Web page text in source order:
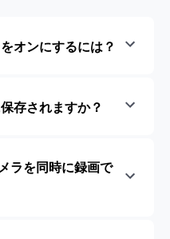
オンにするには？
存されますか？
ラを同時に録画で